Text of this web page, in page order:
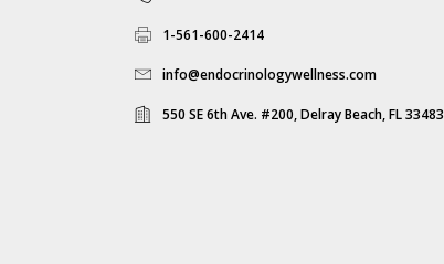
1-561-600-2414
info@endocrinologywellness.com
550 SE 6th Ave. #200, Delray Beach, FL 33483